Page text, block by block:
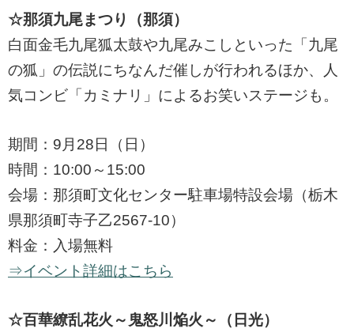
☆那須九尾まつり（那須）
白面金毛九尾狐太鼓や九尾みこしといった「九尾
の狐」の伝説にちなんだ催しが行われるほか、人
気コンビ「カミナリ」によるお笑いステージも。
期間：9月28日（日）
時間：10:00～15:00
会場：那須町文化センター駐車場特設会場（栃木
県那須町寺子乙2567-10）
料金：入場無料
⇒イベント詳細はこちら
☆百華繚乱花火～鬼怒川焔火～（日光）